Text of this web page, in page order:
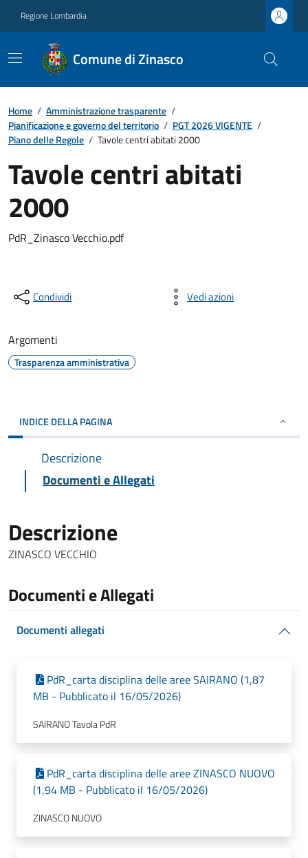
Regione Lombardia
Comune di Zinasco
Home / Amministrazione trasparente /
Pianificazione e governo del territorio / PGT 2026 VIGENTE /
Piano delle Regole / Tavole centri abitati 2000
Tavole centri abitati
2000
PdR_Zinasco Vecchio.pdf
Condividi Vedi azioni
Argomenti
Trasparenza amministrativa
INDICE DELLA PAGINA
Descrizione
Documenti e Allegati
Descrizione
ZINASCO VECCHIO
Documenti e Allegati
Documenti allegati
PdR_carta disciplina delle aree SAIRANO (1,87
MB - Pubblicato il 16/05/2026)
SAIRANO Tavola PdR
PdR_carta disciplina delle aree ZINASCO NUOVO
(1,94 MB - Pubblicato il 16/05/2026)
ZINASCO NUOVO